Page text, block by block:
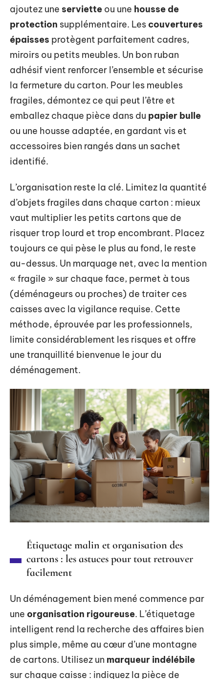
ajoutez une serviette ou une housse de
protection supplémentaire. Les couvertures
épaisses protègent parfaitement cadres,
miroirs ou petits meubles. Un bon ruban
adhésif vient renforcer l’ensemble et sécurise
la fermeture du carton. Pour les meubles
fragiles, démontez ce qui peut l’être et
emballez chaque pièce dans du papier bulle
ou une housse adaptée, en gardant vis et
accessoires bien rangés dans un sachet
identifié.
L’organisation reste la clé. Limitez la quantité
d’objets fragiles dans chaque carton : mieux
vaut multiplier les petits cartons que de
risquer trop lourd et trop encombrant. Placez
toujours ce qui pèse le plus au fond, le reste
au-dessus. Un marquage net, avec la mention
« fragile » sur chaque face, permet à tous
(déménageurs ou proches) de traiter ces
caisses avec la vigilance requise. Cette
méthode, éprouvée par les professionnels,
limite considérablement les risques et offre
une tranquillité bienvenue le jour du
déménagement.
Étiquetage malin et organisation des
cartons : les astuces pour tout retrouver
facilement
Un déménagement bien mené commence par
une organisation rigoureuse. L’étiquetage
intelligent rend la recherche des affaires bien
plus simple, même au cœur d’une montagne
de cartons. Utilisez un marqueur indélébile
sur chaque caisse : indiquez la pièce de